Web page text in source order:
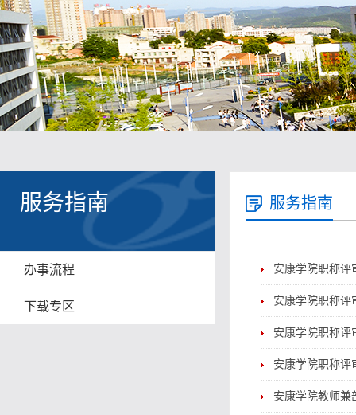
服务指南
办事流程
下载专区
服务指南
安康学院职称评
安康学院职称评
安康学院职称评
安康学院职称评
安康学院教师兼